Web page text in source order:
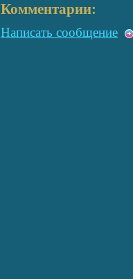
Комментарии:
Написать сообщение